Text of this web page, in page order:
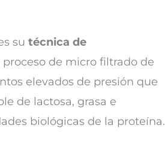
su técnica de
proceso de micro filtrado de
elevados de presión que
de lactosa, grasa e
biológicas de la proteína.